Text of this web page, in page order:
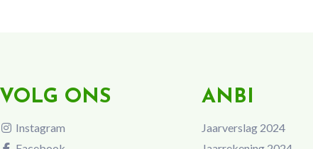
VOLG ONS
Instagram
ANBI
Jaarverslag 2024